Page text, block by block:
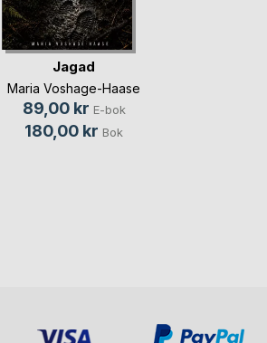
Jagad
Maria Voshage-Haase
89,00 kr E-bok
180,00 kr Bok